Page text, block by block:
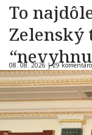
To
08. 08. 2026 |29